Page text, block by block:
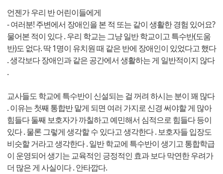
언젠가 우리 반 어린이들에게
- 여러분! 주변에서 장애인을 본 적 또는 같이 생활한 경험 있어요?
물어본 적이 있다 . 우리 학교는 그냥 일반 학교이고 특수반(도움
반)도 없다. 딱 1명이 유치원 때 같은 반에 장애인이 있었다고 했다
. 생각보다 장애인과 같은 공간에서 생활하는 게 일반적이지 않다
.
교사들도 학교에 특수반이 신설되는 걸 꺼려 하시는 분이 꽤 많다
. 이유는 첫째 통합반 맡게 되면 여러 가지로 신경 써야할 게 많아
힘들다 둘째 보호자가 까칠하고 예민해서 심적으로 힘들다 등이
있다 . 물론 그렇게 생각할 수 있다고 생각한다 . 보호자들 입장도
비슷할 거라고 생각한다 . 일반 학교에 특수반이 생기고 통합학급
이 운영되어 생기는 교육적인 긍정적인 효과 보다 막연한 우려가
더 많은 게 사실이다 . 안타깝다.